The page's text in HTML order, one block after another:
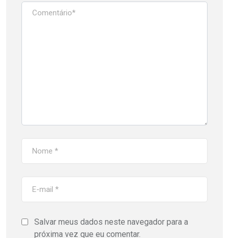
Salvar meus dados neste navegador para a
próxima vez que eu comentar.